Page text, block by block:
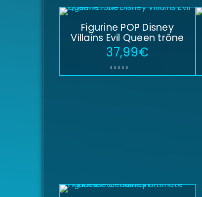
Figurine POP Disney
Villains Evil Queen trône
37,99€